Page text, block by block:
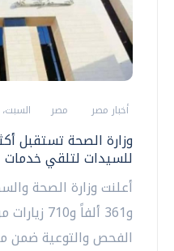
أخبار مصر مصر السبت، 08 اغسطس 2026
للسيدات لتلقي خدمات
و361
الفحص والتوعية ضمن